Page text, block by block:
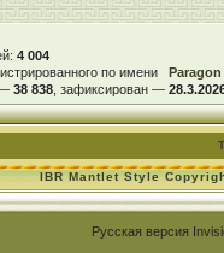
4 004
по имени
Paragon
38 838, зафиксирован —
IBR Mantlet Style
Русская версия